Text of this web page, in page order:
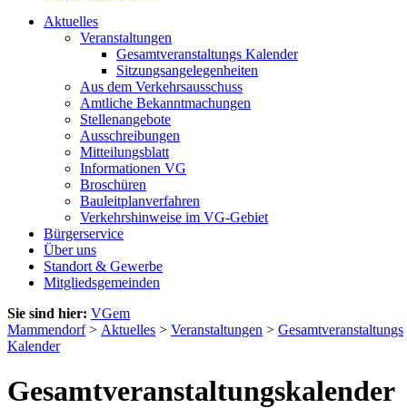
Aktuelles
Veranstaltungen
Gesamtveranstaltungs Kalender
Sitzungsangelegenheiten
Aus dem Verkehrsausschuss
Amtliche Bekanntmachungen
Stellenangebote
Ausschreibungen
Mitteilungsblatt
Informationen VG
Broschüren
Bauleitplanverfahren
Verkehrshinweise im VG-Gebiet
Bürgerservice
Über uns
Standort & Gewerbe
Mitgliedsgemeinden
Sie sind hier: VGem
Mammendorf> Aktuelles > Veranstaltungen > Gesamtveranstaltungs
Kalender
Gesamtveranstaltungskalender